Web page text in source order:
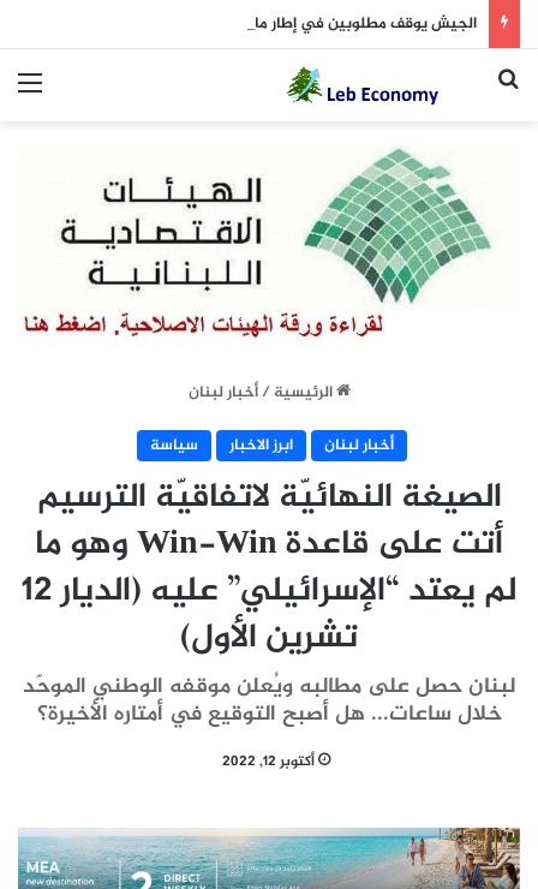
الجيش يوقف مطلوبين في إطار ملاحقة المخلين بالأمن
بحث عن
الرئيسية / أخبار لبنان
أخبار لبنان
ابرز الاخبار سياسة
الصيغة النهائيّة لاتفاقيّة الترسيم
أتت على قاعدة Win-Win وهو ما
لم يعتد “الإسرائيلي” عليه (الديار 12
تشرين الأول)
لبنان حصل على مطالبه ويُعلن موقفه الوطني الموحّد
خلال ساعات... هل أصبح التوقيع في أمتاره الأخيرة؟
أكتوبر 12, 2022